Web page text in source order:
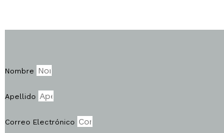
Nombre
Apellido
Correo Electrónico